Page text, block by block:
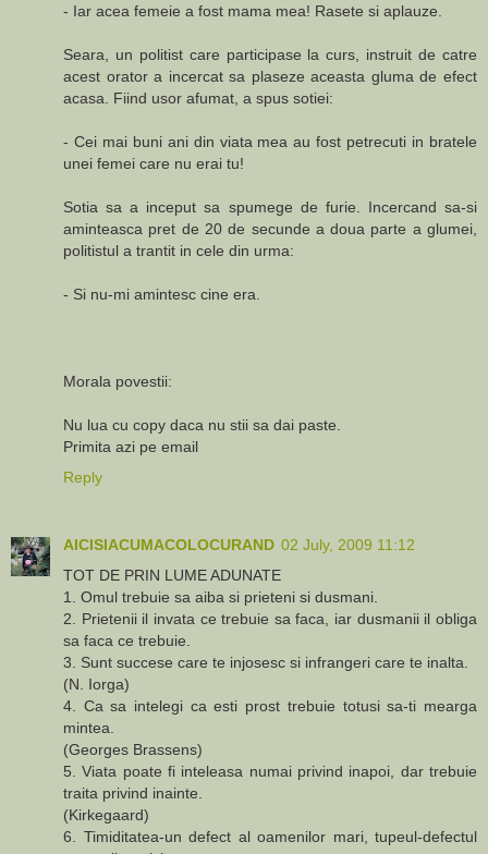
- Iar acea femeie a fost mama mea! Rasete si aplauze.
Seara, un politist care participase la curs, instruit de catre
acest orator a incercat sa plaseze aceasta gluma de efect
acasa. Fiind usor afumat, a spus sotiei:
- Cei mai buni ani din viata mea au fost petrecuti in bratele
unei femei care nu erai tu!
Sotia sa a inceput sa spumege de furie. Incercand sa-si
aminteasca pret de 20 de secunde a doua parte a glumei,
politistul a trantit in cele din urma:
- Si nu-mi amintesc cine era.
Morala povestii:
Nu lua cu copy daca nu stii sa dai paste.
Primita azi pe email
Reply
AICISIACUMACOLOCURAND 02 July, 2009 11:12
TOT DE PRIN LUME ADUNATE
1. Omul trebuie sa aiba si prieteni si dusmani.
2. Prietenii il invata ce trebuie sa faca, iar dusmanii il obliga
sa faca ce trebuie.
3. Sunt succese care te injosesc si infrangeri care te inalta.
(N. Iorga)
4. Ca sa intelegi ca esti prost trebuie totusi sa-ti mearga
mintea.
(Georges Brassens)
5. Viata poate fi inteleasa numai privind inapoi, dar trebuie
traita privind inainte.
(Kirkegaard)
6. Timiditatea-un defect al oamenilor mari, tupeul-defectul